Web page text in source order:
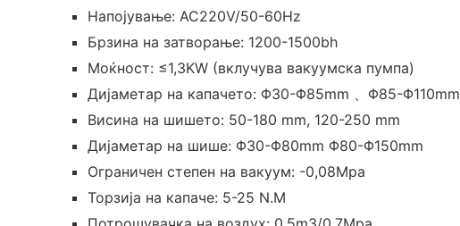
Напојување: AC220V/50-60Hz
Брзина на затворање: 1200-1500bh
Моќност: ≤1,3KW (вклучува вакуумска пумпа)
Дијаметар на капачето: Φ30-Φ85mm 、Φ85-Φ110mm
Висина на шишето: 50-180 mm, 120-250 mm
Дијаметар на шише: Φ30-Φ80mm Φ80-Φ150mm
Ограничен степен на вакуум: -0,08Mpa
Торзија на капаче: 5-25 N.M